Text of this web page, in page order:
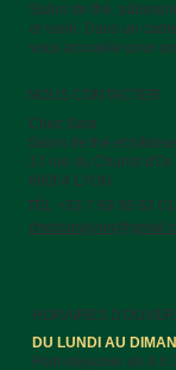
Salon de thé,
et varié. Dans un
vous accueille pour
NOUS CONTACTER
Chez Sara
Salon de thé et
17 rue du Chariot d'Or
69004 LYON
TÉL +33 7 69 88 62 01
HORAIRES
DU LUNDI AU
Petit-déjeuner de 8 h